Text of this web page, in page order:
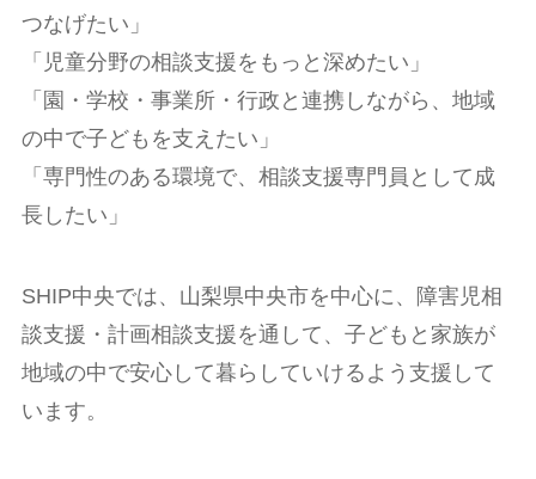
つなげたい」
「児童分野の相談支援をもっと深めたい」
「園・学校・事業所・行政と連携しながら、地域
の中で子どもを支えたい」
「専門性のある環境で、相談支援専門員として成
長したい」
SHIP中央では、山梨県中央市を中心に、障害児相
談支援・計画相談支援を通して、子どもと家族が
地域の中で安心して暮らしていけるよう支援して
います。